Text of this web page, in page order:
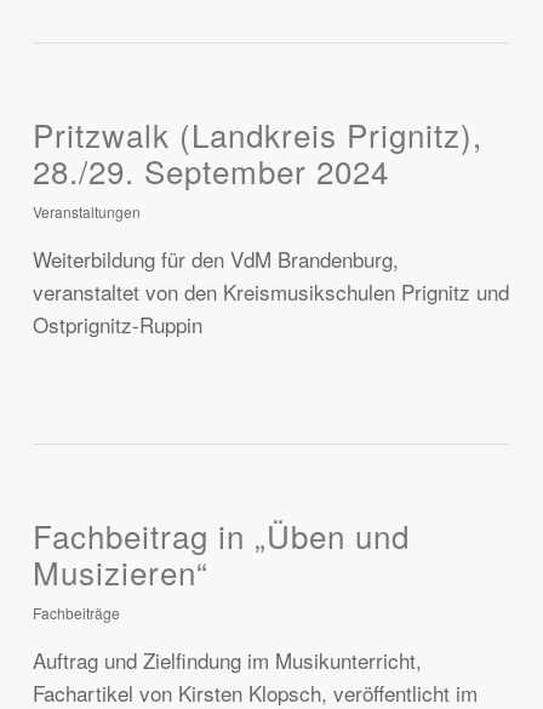
Pritzwalk (Landkreis Prignitz),
28./29. September 2024
Veranstaltungen
Weiterbildung für den VdM Brandenburg,
veranstaltet von den Kreismusikschulen Prignitz und
Ostprignitz-Ruppin
Fachbeitrag in „Üben und
Musizieren“
Fachbeiträge
Auftrag und Zielfindung im Musikunterricht,
Fachartikel von Kirsten Klopsch, veröffentlicht im